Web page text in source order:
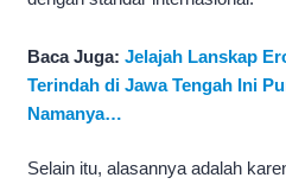
Baca Juga: Jelajah Lanskap
Terindah di Jawa Tengah Ini
Namanya…
Selain itu, alasannya adalah